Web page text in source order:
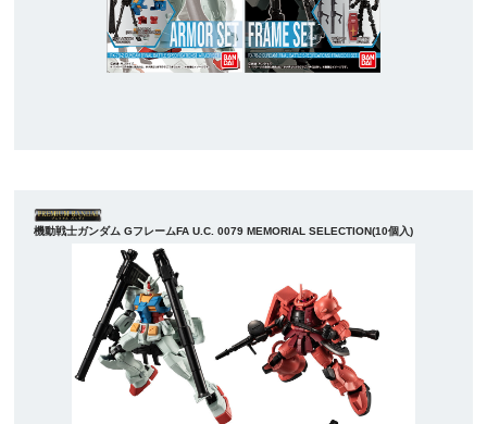
機動戦士ガンダム GフレームFA U.C. 0079 MEMORIAL SELECTION(10個入)